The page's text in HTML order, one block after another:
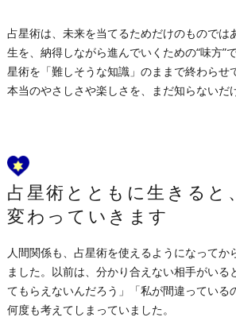
占星術は、未来を当てるためだけのものでは
生を、納得しながら進んでいくための“味方”
星術を「難しそうな知識」のままで終わらせ
本当のやさしさや楽しさを、まだ知らないだ
占星術とともに生きると
変わっていきます
人間関係も、占星術を使えるようになってか
ました。以前は、分かり合えない相手がいる
てもらえないんだろう」「私が間違っている
何度も考えてしまっていました。